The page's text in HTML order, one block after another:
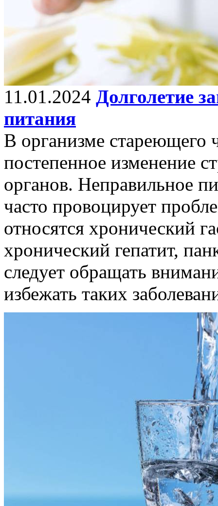
11.01.2024 Долголетие
питания
В организме стареющего
постепенное изменение
органов. Неправильное
часто провоцирует
относятся хронический
хронический гепатит,
следует обращать
избежать таких